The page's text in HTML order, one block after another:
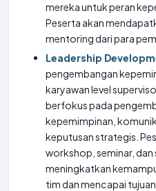
mereka untuk peran
Peserta akan
mentoring dari para
Leadership
pengembangan
karyawan level
berfokus pada
kepemimpinan,
keputusan strategis.
workshop, seminar, dan
meningkatkan
tim dan mencapai